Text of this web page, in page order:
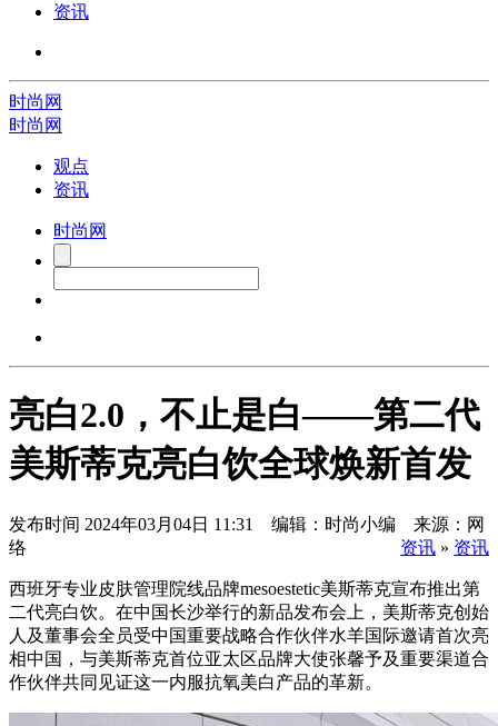
资讯
时尚网
时尚网
观点
资讯
时尚网
亮白2.0，不止是白——第二代
美斯蒂克亮白饮全球焕新首发
发布时间 2024年03月04日 11:31 编辑：时尚小编 来源：网
络
资讯 » 资讯
西班牙专业皮肤管理院线品牌mesoestetic美斯蒂克宣布推出第
二代亮白饮。在中国长沙举行的新品发布会上，美斯蒂克创始
人及董事会全员受中国重要战略合作伙伴水羊国际邀请首次亮
相中国，与美斯蒂克首位亚太区品牌大使张馨予及重要渠道合
作伙伴共同见证这一内服抗氧美白产品的革新。